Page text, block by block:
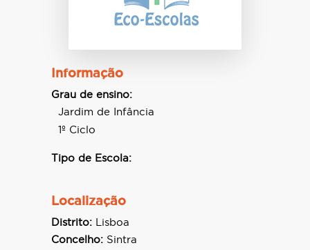
Informação
Grau de ensino:
Jardim de Infância
1º Ciclo
Tipo de Escola:
Localização
Distrito: Lisboa
Concelho: Sintra